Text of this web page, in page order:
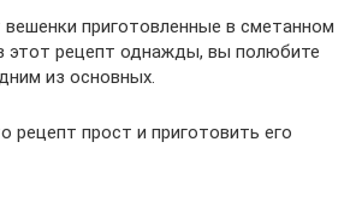
приготовленные в сметанном
этот рецепт однажды, вы полюбите
из основных.
рецепт прост и приготовить его